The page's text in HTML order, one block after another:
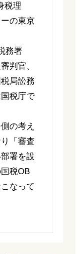
税理
の東京
務署
判官、
局訟務
税庁で
の考え
「審査
署を設
税OB
なって